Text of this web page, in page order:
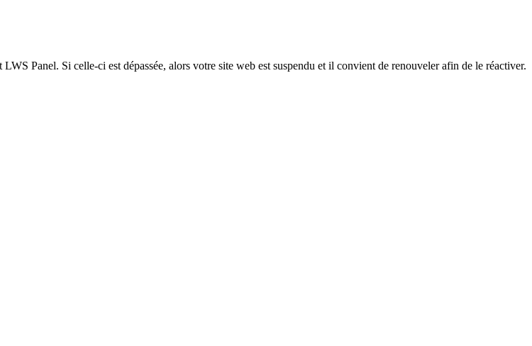
Panel. Si celle-ci est dépassée, alors votre site web est suspendu et il convient de renouveler afin de le réactiver.